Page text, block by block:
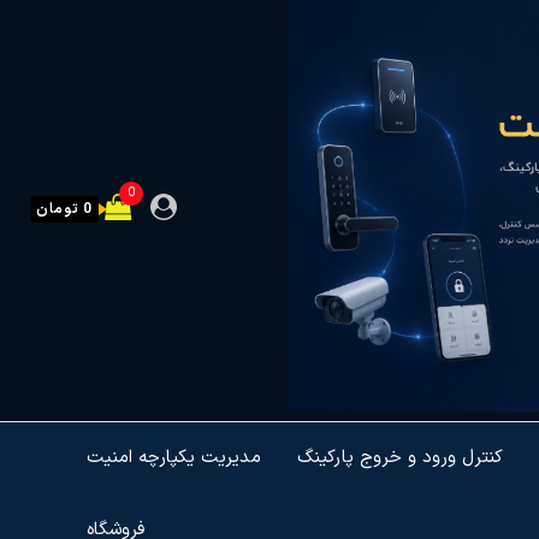
0
0 تومان
مدیریت یکپارچه امنیت کنترل ورود و خروج پارکینگ
فروشگاه